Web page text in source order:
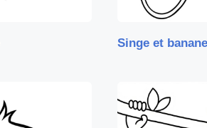
Singe et banane